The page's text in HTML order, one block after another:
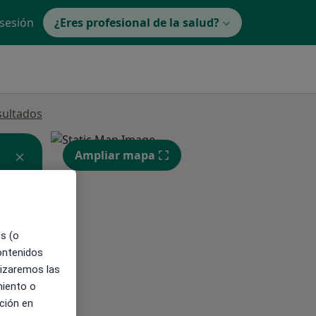
¿Eres profesional de la salud?
Ampliar mapa
(o
las
o
en